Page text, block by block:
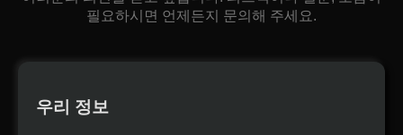
필요하시면 언제든지 문의해 주세요.
우리 정보